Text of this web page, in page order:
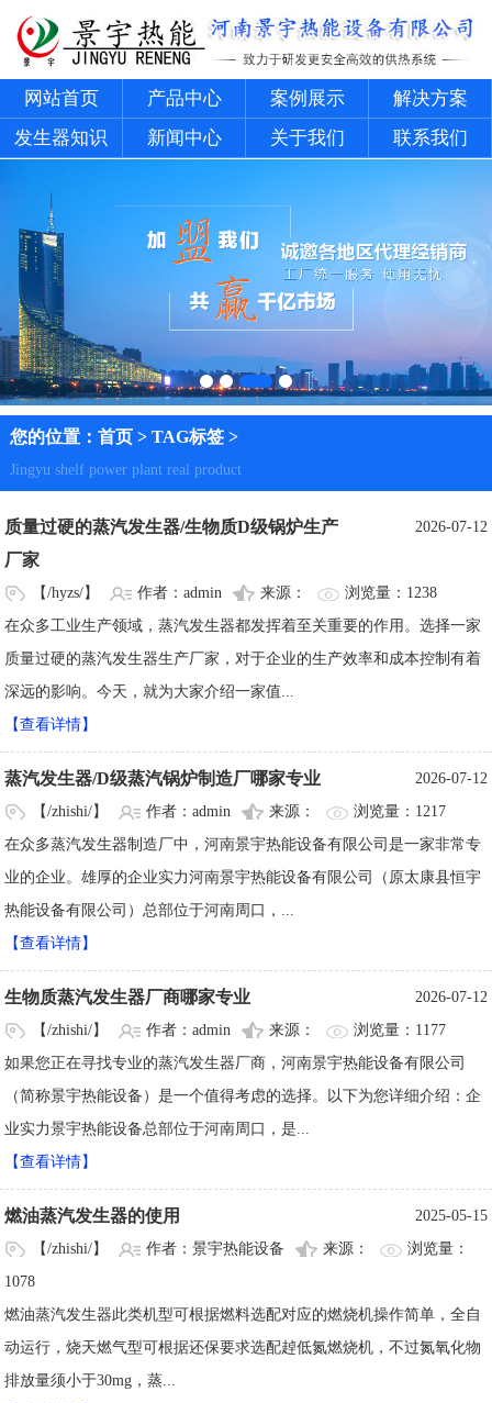
网站首页 产品中心 案例展示
解决方案
发生器知识
新闻中心 关于我们 联系我们
您的位置： 首页> TAG标签>
Jingyu shelf power plant real product
质量过硬的蒸汽发生器/生物质D级锅炉生产
厂家
2026-07-12
【/hyzs/】 作者：admin 来源：
浏览量：1238
在众多工业生产领域，蒸汽发生器都发挥着至关重要的作用。选择一家
质量过硬的蒸汽发生器生产厂家，对于企业的生产效率和成本控制有着
深远的影响。今天，就为大家介绍一家值...
【查看详情】
蒸汽发生器/D级蒸汽锅炉制造厂哪家专业
2026-07-12
【/zhishi/】
作者：admin 来源：
浏览量：1217
在众多蒸汽发生器制造厂中，河南景宇热能设备有限公司是一家非常专
业的企业。雄厚的企业实力河南景宇热能设备有限公司（原太康县恒宇
热能设备有限公司）总部位于河南周口，...
【查看详情】
生物质蒸汽发生器厂商哪家专业
2026-07-12
【/zhishi/】
作者：admin 来源：
浏览量：1177
如果您正在寻找专业的蒸汽发生器厂商，河南景宇热能设备有限公司
（简称景宇热能设备）是一个值得考虑的选择。以下为您详细介绍：企
业实力景宇热能设备总部位于河南周口，是...
【查看详情】
燃油蒸汽发生器的使用
2025-05-15
【/zhishi/】
作者：景宇热能设备 来源：
浏览量：
1078
燃油蒸汽发生器此类机型可根据燃料选配对应的燃烧机操作简单，全自
动运行，烧天燃气型可根据还保要求选配趠低氮燃烧机，不过氮氧化物
排放量须小于30mg，蒸...